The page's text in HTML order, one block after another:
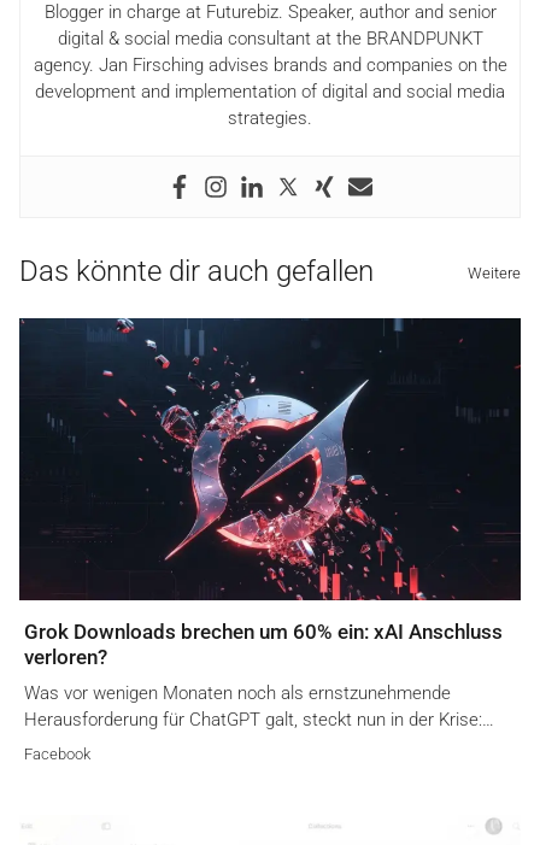
Blogger in charge at Futurebiz. Speaker, author and senior
digital & social media consultant at the BRANDPUNKT
agency. Jan Firsching advises brands and companies on the
development and implementation of digital and social media
strategies.
Das könnte dir auch gefallen Weitere
Grok Downloads brechen um 60% ein: xAI Anschluss
verloren?
Was vor wenigen Monaten noch als ernstzunehmende
Herausforderung für ChatGPT galt, steckt nun in der Krise:…
Facebook